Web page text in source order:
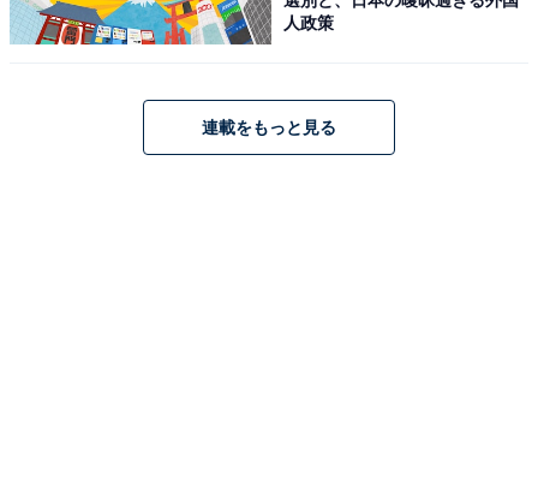
・
町」、2位「富谷市」、1位は？
人政策
連載をもっと見る